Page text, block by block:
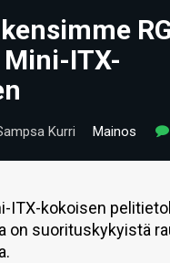
ITX-
Kurri Mainos
ITX-kokoisen
on suorituskykyistä